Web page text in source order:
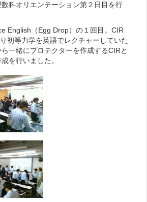
科オリエンテーション第２日目を行
English（Egg Drop）の１回目。CIR
初等力学を英語でレクチャーしていた
一緒にプロテクターを作成するCIRと
を行いました。